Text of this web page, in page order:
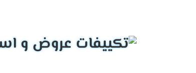
صناعة الأجهزة الكهربائية المنزلية والتجارية.